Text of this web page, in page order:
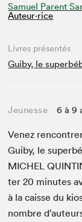
Samuel Parent
Auteur·rice
Livres présentés
Guiby, le
Jeunesse 6 à 9
Venez
Gui­by, le
MICHEL
ter20 min­utes
à la caisse du
nom­bre